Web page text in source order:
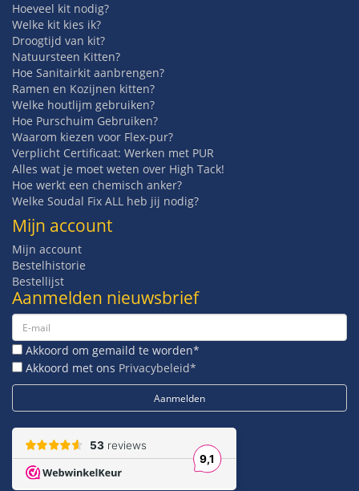
Hoeveel kit nodig?
Welke kit kies ik?
Droogtijd van kit?
Natuursteen Kitten?
Hoe Sanitairkit aanbrengen?
Ramen en Kozijnen kitten?
Welke houtlijm gebruiken?
Hoe Purschuim Gebruiken?
Waarom kiezen voor Flex-pur?
Verplicht Certificaat: Werken met PUR
Alles wat je moet weten over High Tack!
Hoe werkt een chemisch anker?
Welke Soudal Fix ALL heb jij nodig?
Mijn account
Mijn account
Bestelhistorie
Bestellijst
Aanmelden nieuwsbrief
Akkoord om gemaild te worden*
Akkoord met ons Privacybeleid*